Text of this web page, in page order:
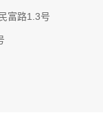
富路1.3号